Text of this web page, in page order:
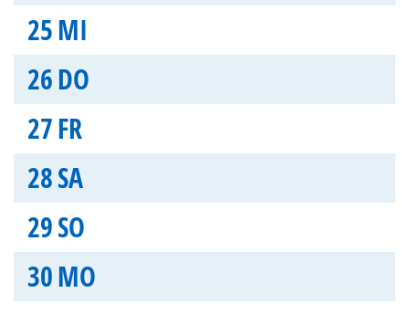
25MI
26DO
27FR
28SA
29SO
30MO